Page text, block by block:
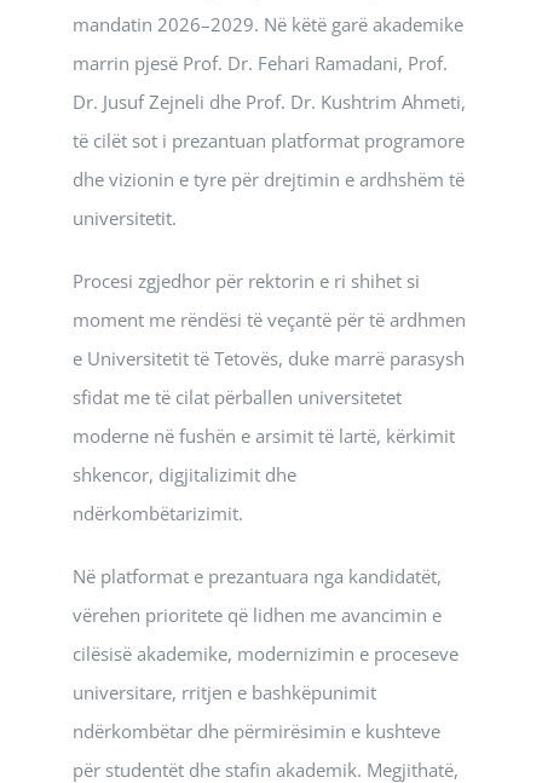
mandatin 2026–2029. Në këtë garë akademike
marrin pjesë Prof. Dr. Fehari Ramadani, Prof.
Dr. Jusuf Zejneli dhe Prof. Dr. Kushtrim Ahmeti,
të cilët sot i prezantuan platformat programore
dhe vizionin e tyre për drejtimin e ardhshëm të
universitetit.
Procesi zgjedhor për rektorin e ri shihet si
moment me rëndësi të veçantë për të ardhmen
e Universitetit të Tetovës, duke marrë parasysh
sfidat me të cilat përballen universitetet
moderne në fushën e arsimit të lartë, kërkimit
shkencor, digjitalizimit dhe
ndërkombëtarizimit.
Në platformat e prezantuara nga kandidatët,
vërehen prioritete që lidhen me avancimin e
cilësisë akademike, modernizimin e proceseve
universitare, rritjen e bashkëpunimit
ndërkombëtar dhe përmirësimin e kushteve
për studentët dhe stafin akademik. Megjithatë,